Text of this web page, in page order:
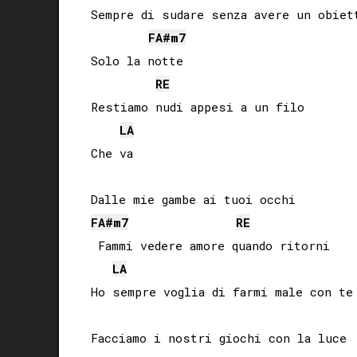
Sempre di sudare senza avere un
FA#m7
Solo la notte
RE
Restiamo nudi appesi a un filo
LA
Che va
FA#m7
RE
Fammi vedere amore quando ritorni
LA
Ho sempre voglia di farmi male con te
Facciamo i nostri giochi con la luce